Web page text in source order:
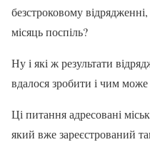
безстроковому
місяць поспіль?
Ну і які ж результати
вдалося зробити і чим
Ці питання адресовані
який вже зареєстрований